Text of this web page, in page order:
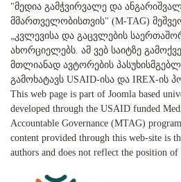
"მედია გამჭვირვალე და
მმართველობისთვის" (M-TAG)
„კვლევისა და გაცვლების
ახორციელებს. ამ ვებ საიტზე
მთლიანად ავტორების
გამოხატავს USAID-ისა და IREX-ის
This web page is part of Joomla based
developed through the USAID funded
Accountable Governance (MTAG)
content provided through this web-site is
authors and does not reflect the position